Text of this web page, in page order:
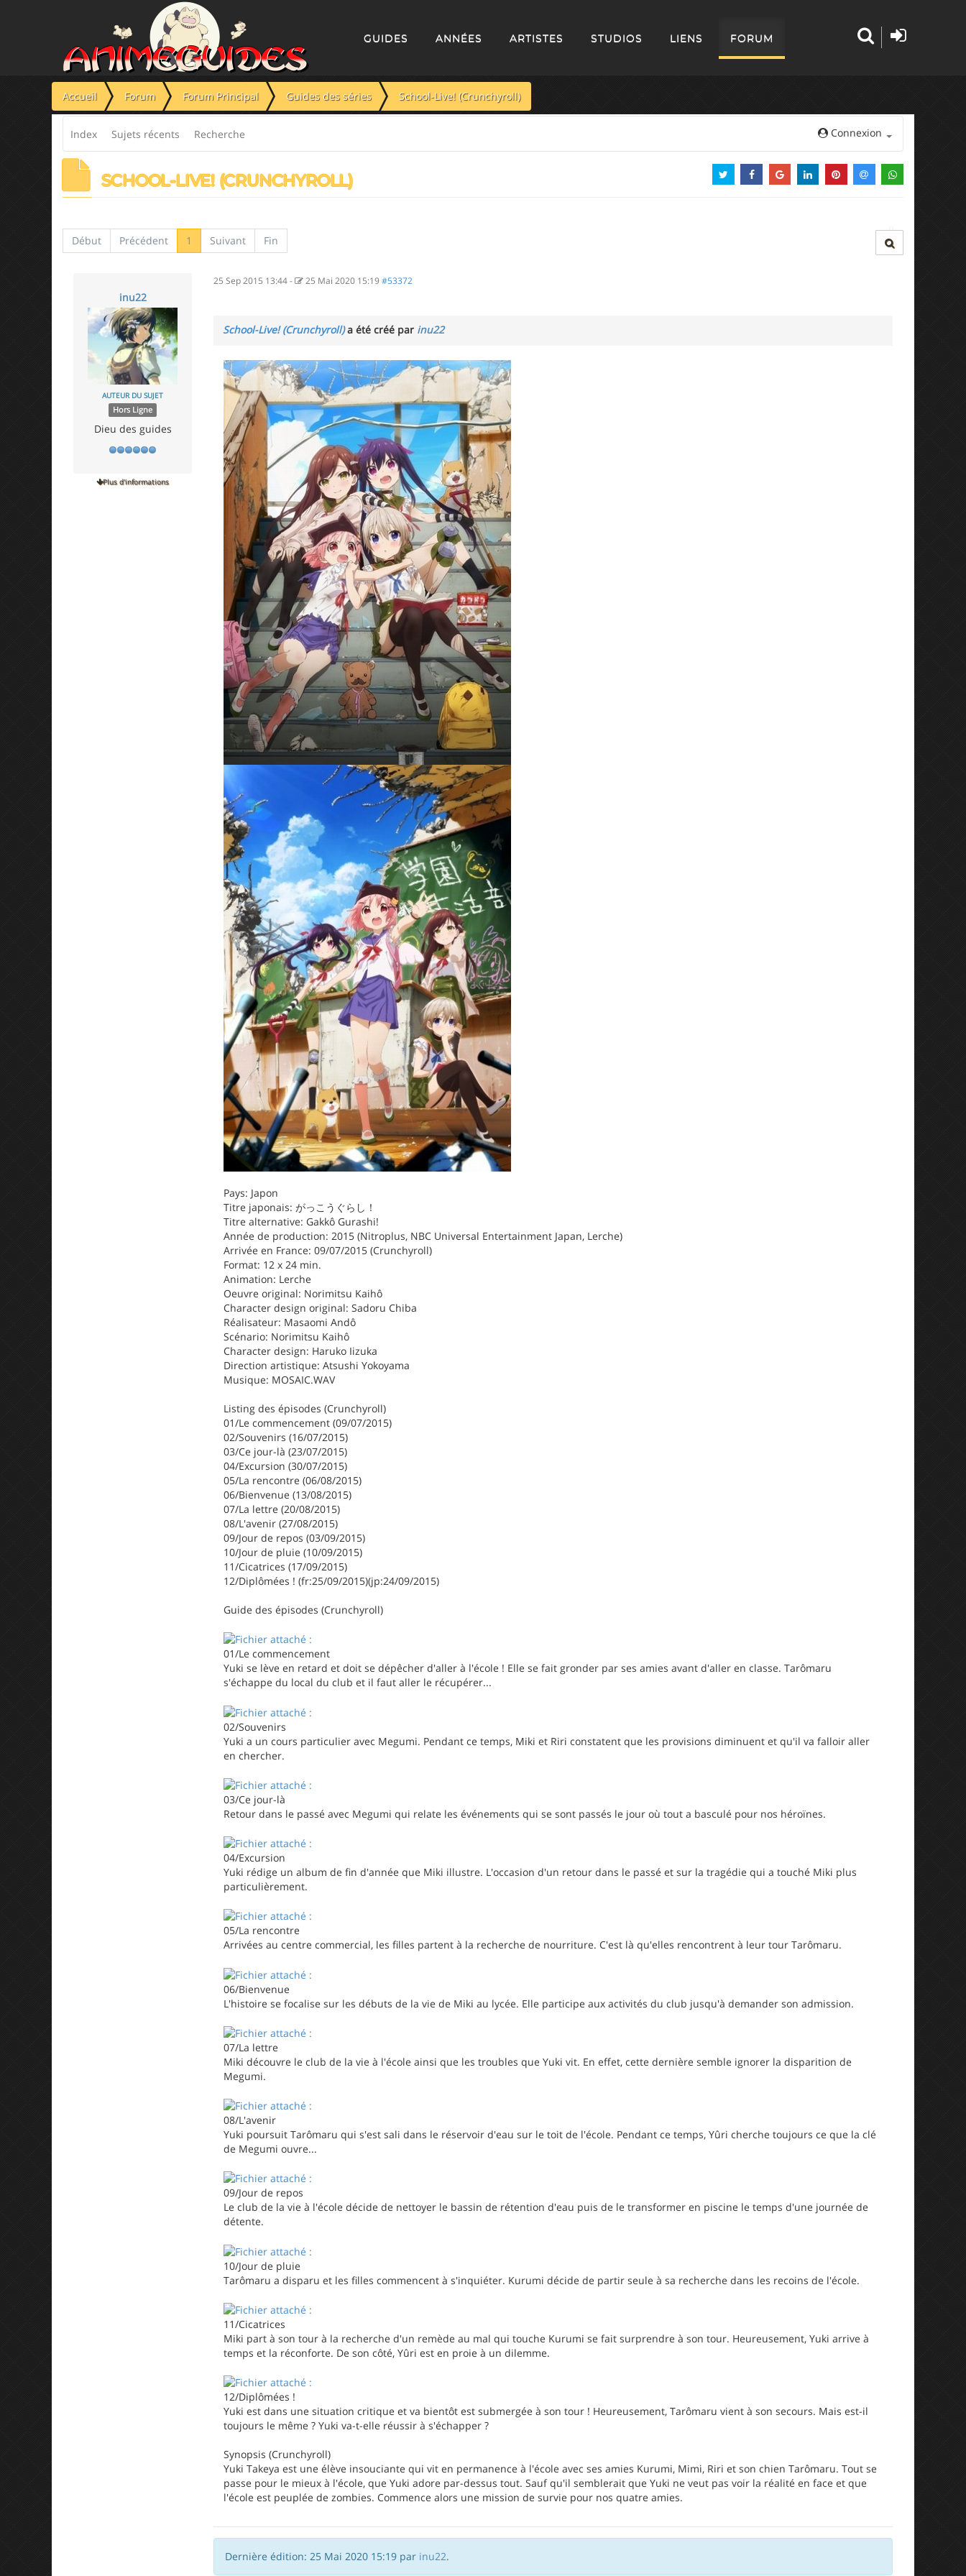
GUIDES ANNÉES ARTISTES STUDIOS LIENS FORUM
Accueil Forum Forum Principal Guides des séries School-Live! (Crunchyroll)
Index Sujets récents Recherche Connexion
SCHOOL-LIVE! (CRUNCHYROLL)
Début Précédent 1 Suivant Fin
inu22
AUTEUR DU SUJET
Hors Ligne
Dieu des guides
Plus d'informations
25 Sep 2015 13:44- 25 Mai 2020 15:19#53372
School-Live! (Crunchyroll)a été créé par inu22
Pays: Japon
Titre japonais: がっこうぐらし！
Titre alternative: Gakkô Gurashi!
Année de production: 2015 (Nitroplus, NBC Universal Entertainment Japan, Lerche)
Arrivée en France: 09/07/2015 (Crunchyroll)
Format: 12 x 24 min.
Animation: Lerche
Oeuvre original: Norimitsu Kaihô
Character design original: Sadoru Chiba
Réalisateur: Masaomi Andô
Scénario: Norimitsu Kaihô
Character design: Haruko Iizuka
Direction artistique: Atsushi Yokoyama
Musique: MOSAIC.WAV
Listing des épisodes (Crunchyroll)
01/Le commencement (09/07/2015)
02/Souvenirs (16/07/2015)
03/Ce jour-là (23/07/2015)
04/Excursion (30/07/2015)
05/La rencontre (06/08/2015)
06/Bienvenue (13/08/2015)
07/La lettre (20/08/2015)
08/L'avenir (27/08/2015)
09/Jour de repos (03/09/2015)
10/Jour de pluie (10/09/2015)
11/Cicatrices (17/09/2015)
12/Diplômées ! (fr:25/09/2015)(jp:24/09/2015)
Guide des épisodes (Crunchyroll)
01/Le commencement
Yuki se lève en retard et doit se dépêcher d'aller à l'école ! Elle se fait gronder par ses amies avant d'aller en classe. Tarômaru
s'échappe du local du club et il faut aller le récupérer...
02/Souvenirs
Yuki a un cours particulier avec Megumi. Pendant ce temps, Miki et Riri constatent que les provisions diminuent et qu'il va falloir aller
en chercher.
03/Ce jour-là
Retour dans le passé avec Megumi qui relate les événements qui se sont passés le jour où tout a basculé pour nos héroïnes.
04/Excursion
Yuki rédige un album de fin d'année que Miki illustre. L'occasion d'un retour dans le passé et sur la tragédie qui a touché Miki plus
particulièrement.
05/La rencontre
Arrivées au centre commercial, les filles partent à la recherche de nourriture. C'est là qu'elles rencontrent à leur tour Tarômaru.
06/Bienvenue
L'histoire se focalise sur les débuts de la vie de Miki au lycée. Elle participe aux activités du club jusqu'à demander son admission.
07/La lettre
Miki découvre le club de la vie à l'école ainsi que les troubles que Yuki vit. En effet, cette dernière semble ignorer la disparition de
Megumi.
08/L'avenir
Yuki poursuit Tarômaru qui s'est sali dans le réservoir d'eau sur le toit de l'école. Pendant ce temps, Yûri cherche toujours ce que la clé
de Megumi ouvre...
09/Jour de repos
Le club de la vie à l'école décide de nettoyer le bassin de rétention d'eau puis de le transformer en piscine le temps d'une journée de
détente.
10/Jour de pluie
Tarômaru a disparu et les filles commencent à s'inquiéter. Kurumi décide de partir seule à sa recherche dans les recoins de l'école.
11/Cicatrices
Miki part à son tour à la recherche d'un remède au mal qui touche Kurumi se fait surprendre à son tour. Heureusement, Yuki arrive à
temps et la réconforte. De son côté, Yûri est en proie à un dilemme.
12/Diplômées !
Yuki est dans une situation critique et va bientôt est submergée à son tour ! Heureusement, Tarômaru vient à son secours. Mais est-il
toujours le même ? Yuki va-t-elle réussir à s'échapper ?
Synopsis (Crunchyroll)
Yuki Takeya est une élève insouciante qui vit en permanence à l'école avec ses amies Kurumi, Mimi, Riri et son chien Tarômaru. Tout se
passe pour le mieux à l'école, que Yuki adore par-dessus tout. Sauf qu'il semblerait que Yuki ne veut pas voir la réalité en face et que
l'école est peuplée de zombies. Commence alors une mission de survie pour nos quatre amies.
Dernière édition: 25 Mai 2020 15:19 par inu22.